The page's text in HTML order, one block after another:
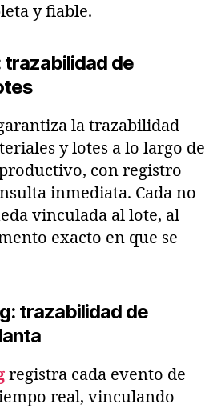
y fiable.
trazabilidad de
la trazabilidad
y lotes a lo largo de
con registro
inmediata. Cada no
vinculada al lote, al
exacto en que se
trazabilidad de
registra cada evento de
real, vinculando